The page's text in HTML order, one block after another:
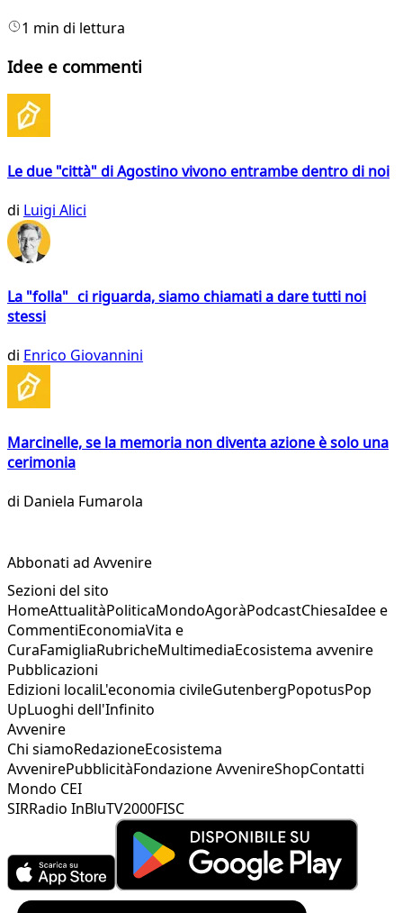
1 min di lettura
Idee e commenti
Le due "città" di Agostino vivono entrambe dentro di noi
di Luigi Alici
La "folla" ci riguarda, siamo chiamati a dare tutti noi
stessi
di Enrico Giovannini
Marcinelle, se la memoria non diventa azione è solo una
cerimonia
di Daniela Fumarola
Abbonati ad Avvenire
Sezioni del sito
HomeAttualitàPoliticaMondoAgoràPodcastChiesaIdee e
CommentiEconomiaVita e
CuraFamigliaRubricheMultimediaEcosistema avvenire
Pubblicazioni
Edizioni localiL'economia civileGutenbergPopotusPop
UpLuoghi dell'Infinito
Avvenire
Chi siamoRedazioneEcosistema
AvvenirePubblicitàFondazione AvvenireShopContatti
Mondo CEI
SIRRadio InBluTV2000FISC